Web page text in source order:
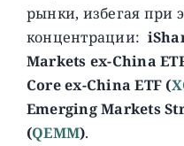
рынки, избегая при
концентрации:
Markets ex-China
Core ex-China ETF (
Emerging Markets
(QEMM).